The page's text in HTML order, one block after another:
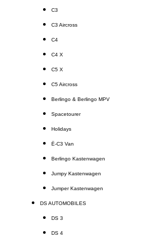
C3
C3 Aircross
C4
C4 X
C5 X
C5 Aircross
Berlingo & Berlingo MPV
Spacetourer
Holidays
Ë-C3 Van
Berlingo Kastenwagen
Jumpy Kastenwagen
Jumper Kastenwagen
DS AUTOMOBILES
DS 3
DS 4